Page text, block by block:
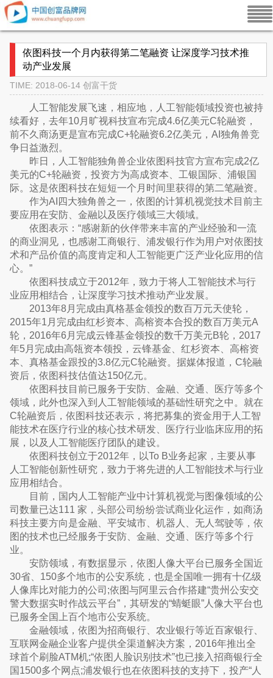
依图科技一个月内获得第二笔融资 让深度学习技术推
动产业发展
TIME: 2018-06-14 创富干货
人工智能发展飞速，相应地，人工智能领域投资也被持
续看好，去年10月旷视科技宣布完成4.6亿美元C轮融资，
前不久商汤更是宣布完成C+轮融资6.2亿美元，AI独角兽竞
争日益激烈。
昨日，人工智能独角兽企业依图科技官方宣布完成2亿
美元的C+轮融资，投资方为高成资本、工银国际、浦银国
际。这是依图科技在短短一个月时间里获得的第二笔融资。
作为AI四大独角兽之一，依图的计算机视觉技术目前主
要应用在安防、金融以及医疗领域三大领域。
依图表示：“感谢新的伙伴带来丰富的产业经验和一流
的商业洞见，也感谢工商银行、浦发银行作为用户对依图技
术和产品价值的高度肯定和人工智能更广泛产业化应用的信
心。”
依图科技成立于2012年，致力于将人工智能技术与行
业应用相结合，让深度学习技术推动产业发展。
2013年8月完成由真格基金领投的数百万元天使轮，
2015年1月完成由红杉资本、高榕资本合投的数百万美元A
轮，2016年6月完成云锋基金领投的数千万美元B轮，2017
年5月完成由高瓴资本领投，云锋基金、红杉资本、高榕资
本、真格基金跟投的3.8亿元C轮融资。据媒体报道，C轮融
资后，依图科技估值达150亿元。
依图科技目前已服务于安防、金融、交通、医疗等多个
领域，此外也深入到人工智能领域的基础性研究之中。就在
C轮融资后，依图科技还表示，将把募集的资金用于人工智
能技术在医疗行业的核心技术研发、医疗行业临床应用的拓
展，以及人工智能医疗团队的建设。
依图科技创立于2012年，以To B业务起家，主要从事
人工智能创新性研究，致力于将先进的人工智能技术与行业
应用相结合。
目前，国内人工智能产业中计算机视觉与图像领域的公
司数量已达111 家，头部公司纷纷尝试商业化运作，如商汤
科技主要方向是金融、平安城市、机器人、无人驾驶等，依
图的技术也已经服务于安防、金融、交通、医疗等多个行
业。
安防领域，有数据显示，依图人像大平台已服务全国近
30省、150多个地市的公安系统，也是全国唯一拥有十亿级
人像库比对能力的公司;依图与阿里云合作搭建“贵州公安交
警大数据实时作战云平台”，其研发的“蜻蜓眼”人像大平台也
已服务全国上百个地市公安系统。
金融领域，依图为招商银行、农业银行等近百家银行、
互联网金融企业客户提供全渠道解决方案，2016年推出全
球首个刷脸ATM机;“依图人脸识别技术”也已接入招商银行全
国1500多个网点;浦发银行也在依图科技的支持下，投产“人